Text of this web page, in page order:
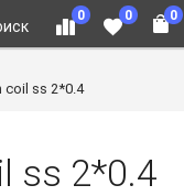
0 0 0
coil ss 2*0.4
ss 2*0.4